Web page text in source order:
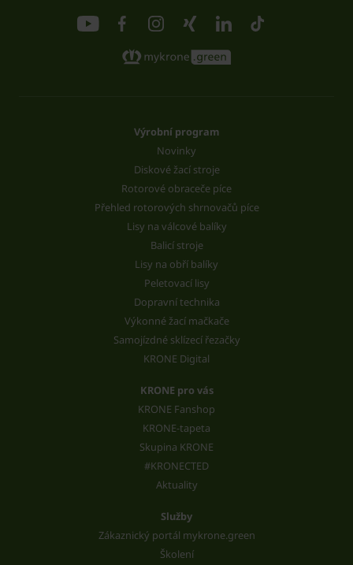
Výrobní program
Novinky
Diskové žací stroje
Rotorové obraceče píce
Přehled rotorových shrnovačů píce
Lisy na válcové balíky
Balicí stroje
Lisy na obří balíky
Peletovací lisy
Dopravní technika
Výkonné žací mačkače
Samojízdné sklízecí řezačky
KRONE Digital
KRONE pro vás
KRONE Fanshop
KRONE-tapeta
Skupina KRONE
#KRONECTED
Aktuality
Služby
Zákaznický portál mykrone.green
Školení